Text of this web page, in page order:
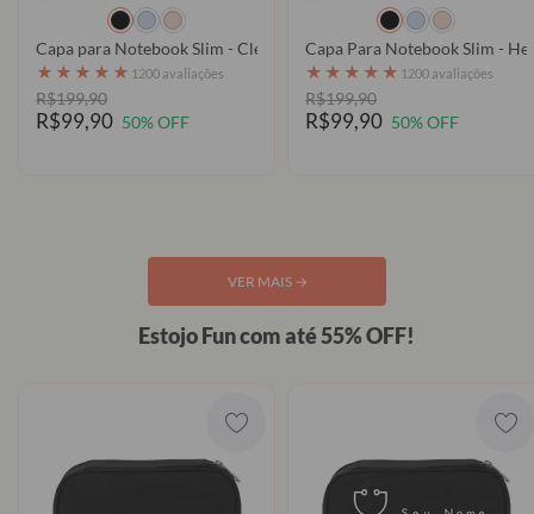
Capa para Notebook Slim - Clear
★ ★ ★ ★ ★ 1200 avaliações
R$199,90
R$99,90 50% OFF
Capa Para Notebook Slim -
★ ★ ★ ★ ★ 1200 avaliações
R$199,90
R$99,90 50% OFF
VER MAIS →
Estojo Fun com até 55% OFF!